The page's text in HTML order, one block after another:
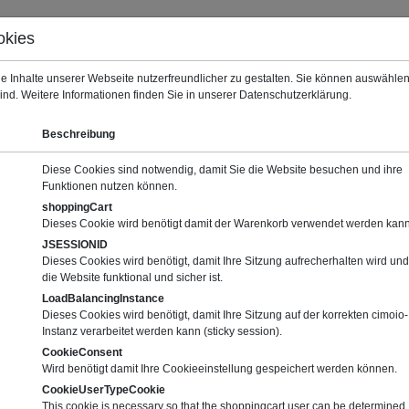
Warenkorb (0)
Lebenslanges Lernen und Kompetenzentwicklung für
der perfekte Partner, wenn es um Seminare zu
Inhalte unserer Webseite nutzerfreundlicher zu gestalten. Sie können
Weitere Informationen finden Sie in unserer Datenschutzerklärung.
Beschreibung
Diese Cookies sind notwendig, damit Sie die Website besuchen und ihre
Funktionen nutzen können.
shoppingCart
Dieses Cookie wird benötigt damit der Warenkorb verwendet werden kann.
JSESSIONID
Dieses Cookies wird benötigt, damit Ihre Sitzung aufrecherhalten wird und
die Website funktional und sicher ist.
LoadBalancingInstance
Dieses Cookies wird benötigt, damit Ihre Sitzung auf der korrekten cimoio-
Instanz verarbeitet werden kann (sticky session).
CookieConsent
Wird benötigt damit Ihre Cookieeinstellung gespeichert werden können.
CookieUserTypeCookie
This cookie is necessary so that the shoppingcart user can be determined